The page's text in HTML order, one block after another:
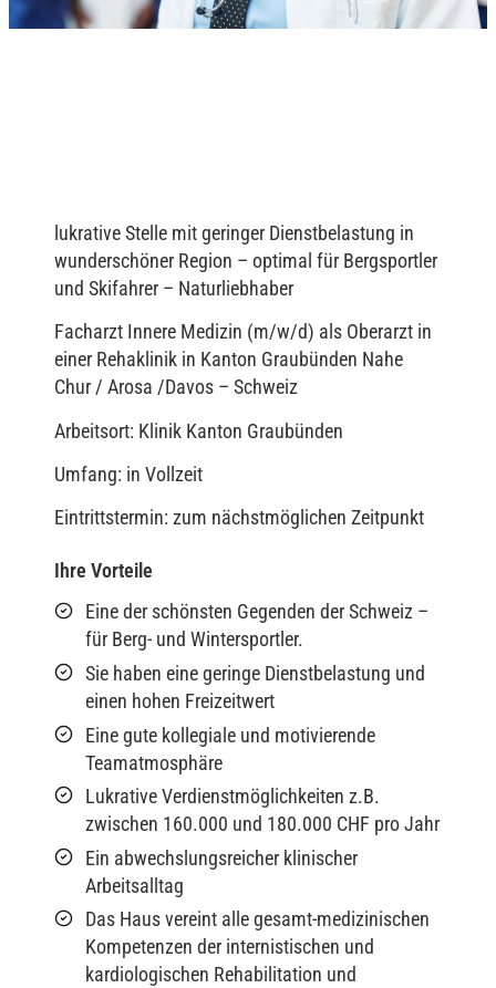
lukrative Stelle mit geringer Dienstbelastung in
wunderschöner Region – optimal für Bergsportler
und Skifahrer – Naturliebhaber
Facharzt Innere Medizin (m/w/d) als Oberarzt in
einer Rehaklinik in Kanton Graubünden Nahe
Chur / Arosa /Davos – Schweiz
Arbeitsort: Klinik Kanton Graubünden
Umfang: in Vollzeit
Eintrittstermin: zum nächstmöglichen Zeitpunkt
Ihre Vorteile
Eine der schönsten Gegenden der Schweiz –
für Berg- und Wintersportler.
Sie haben eine geringe Dienstbelastung und
einen hohen Freizeitwert
Eine gute kollegiale und motivierende
Teamatmosphäre
Lukrative Verdienstmöglichkeiten z.B.
zwischen 160.000 und 180.000 CHF pro Jahr
Ein abwechslungsreicher klinischer
Arbeitsalltag
Das Haus vereint alle gesamt-medizinischen
Kompetenzen der internistischen und
kardiologischen Rehabilitation und